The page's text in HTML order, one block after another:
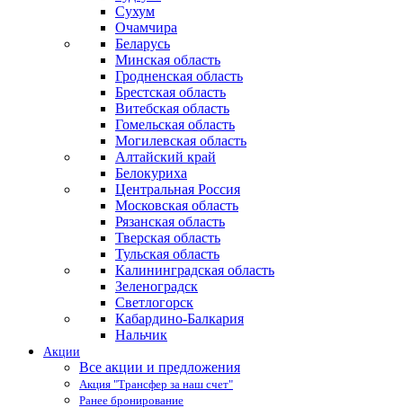
Сухум
Очамчира
Беларусь
Минская область
Гродненская область
Брестская область
Витебская область
Гомельская область
Могилевская область
Алтайский край
Белокуриха
Центральная Россия
Московская область
Рязанская область
Тверская область
Тульская область
Калининградская область
Зеленоградск
Светлогорск
Кабардино-Балкария
Нальчик
Акции
Все акции и предложения
Акция "Трансфер за наш счет"
Ранее бронирование